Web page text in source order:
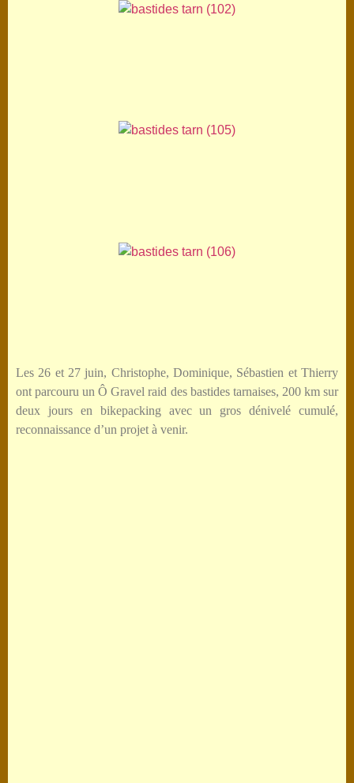
Les 26 et 27 juin, Christophe, Dominique, Sébastien et Thierry
ont parcouru un Ô Gravel raid des bastides tarnaises, 200 km sur
deux jours en bikepacking avec un gros dénivelé cumulé,
reconnaissance d’un projet à venir.